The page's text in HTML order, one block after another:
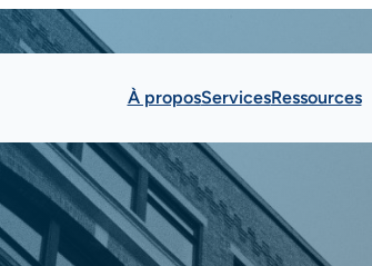
À proposServicesRessources